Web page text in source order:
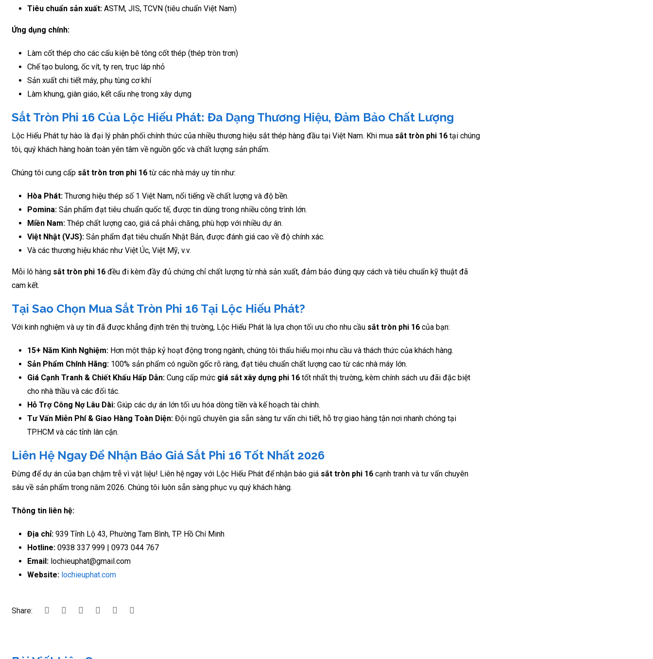
Tiêu chuẩn sản xuất: ASTM, JIS, TCVN (tiêu chuẩn Việt Nam)
Ứng dụng chính:
Làm cốt thép cho các cấu kiện bê tông cốt thép (thép tròn trơn)
Chế tạo bulong, ốc vít, ty ren, trục láp nhỏ
Sản xuất chi tiết máy, phụ tùng cơ khí
Làm khung, giàn giáo, kết cấu nhẹ trong xây dựng
Sắt Tròn Phi 16 Của Lộc Hiếu Phát: Đa Dạng Thương Hiệu, Đảm Bảo Chất Lượng
Lộc Hiếu Phát tự hào là đại lý phân phối chính thức của nhiều thương hiệu sắt thép hàng đầu tại Việt Nam. Khi mua sắt tròn phi 16 tại chúng
tôi, quý khách hàng hoàn toàn yên tâm về nguồn gốc và chất lượng sản phẩm.
Chúng tôi cung cấp sắt tròn trơn phi 16 từ các nhà máy uy tín như:
Hòa Phát: Thương hiệu thép số 1 Việt Nam, nổi tiếng về chất lượng và độ bền.
Pomina: Sản phẩm đạt tiêu chuẩn quốc tế, được tin dùng trong nhiều công trình lớn.
Miền Nam: Thép chất lượng cao, giá cả phải chăng, phù hợp với nhiều dự án.
Việt Nhật (VJS): Sản phẩm đạt tiêu chuẩn Nhật Bản, được đánh giá cao về độ chính xác.
Và các thương hiệu khác như Việt Úc, Việt Mỹ, v.v.
Mỗi lô hàng sắt tròn phi 16 đều đi kèm đầy đủ chứng chỉ chất lượng từ nhà sản xuất, đảm bảo đúng quy cách và tiêu chuẩn kỹ thuật đã
cam kết.
Tại Sao Chọn Mua Sắt Tròn Phi 16 Tại Lộc Hiếu Phát?
Với kinh nghiệm và uy tín đã được khẳng định trên thị trường, Lộc Hiếu Phát là lựa chọn tối ưu cho nhu cầu sắt tròn phi 16 của bạn:
15+ Năm Kinh Nghiệm: Hơn một thập kỷ hoạt động trong ngành, chúng tôi thấu hiểu mọi nhu cầu và thách thức của khách hàng.
Sản Phẩm Chính Hãng: 100% sản phẩm có nguồn gốc rõ ràng, đạt tiêu chuẩn chất lượng cao từ các nhà máy lớn.
Giá Cạnh Tranh & Chiết Khấu Hấp Dẫn: Cung cấp mức giá sắt xây dựng phi 16 tốt nhất thị trường, kèm chính sách ưu đãi đặc biệt
cho nhà thầu và các đối tác.
Hỗ Trợ Công Nợ Lâu Dài: Giúp các dự án lớn tối ưu hóa dòng tiền và kế hoạch tài chính.
Tư Vấn Miễn Phí & Giao Hàng Toàn Diện: Đội ngũ chuyên gia sẵn sàng tư vấn chi tiết, hỗ trợ giao hàng tận nơi nhanh chóng tại
TP.HCM và các tỉnh lân cận.
Liên Hệ Ngay Để Nhận Báo Giá Sắt Phi 16 Tốt Nhất 2026
Đừng để dự án của bạn chậm trễ vì vật liệu! Liên hệ ngay với Lộc Hiếu Phát để nhận báo giá sắt tròn phi 16 cạnh tranh và tư vấn chuyên
sâu về sản phẩm trong năm 2026. Chúng tôi luôn sẵn sàng phục vụ quý khách hàng.
Thông tin liên hệ:
Địa chỉ: 939 Tỉnh Lộ 43, Phường Tam Bình, TP. Hồ Chí Minh
Hotline: 0938 337 999 | 0973 044 767
Email: lochieuphat@gmail.com
Website: lochieuphat.com
Share: